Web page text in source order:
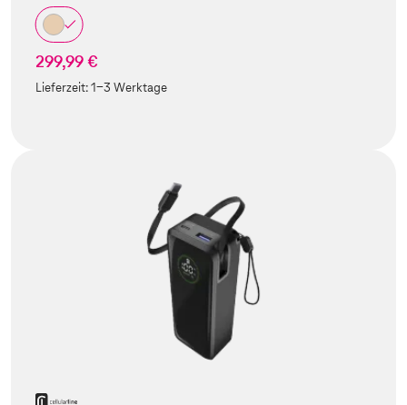
299,99 €
Lieferzeit:1-3 Werktage